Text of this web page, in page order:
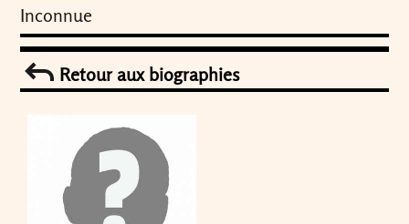
Inconnue
Retour aux biographies